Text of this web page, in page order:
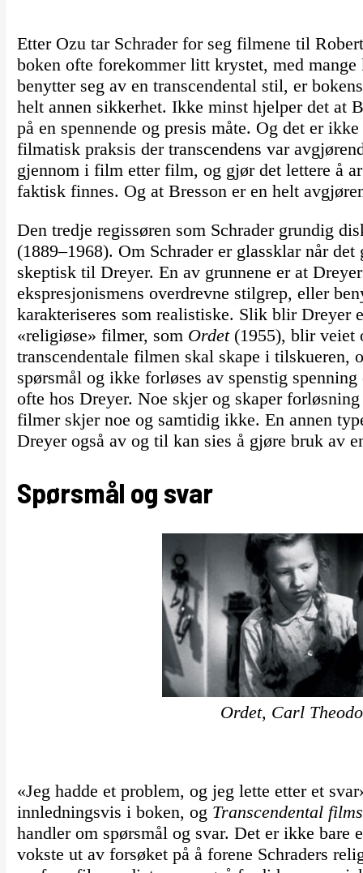
Etter Ozu tar Schrader for seg filmene til
boken ofte forekommer litt krystet, med
benytter seg av en transcendental stil, er
helt annen sikkerhet. Ikke minst hjelper det at
på en spennende og presis måte. Og det er
filmatisk praksis der transcendens var
gjennom i film etter film, og gjør det lettere å
faktisk finnes. Og at Bresson er en helt
Den tredje regissøren som Schrader grundig
(1889–1968). Om Schrader er glassklar når
skeptisk til Dreyer. En av grunnene er at
ekspresjonismens overdrevne stilgrep, eller
karakteriseres som realistiske. Slik blir Dreyer
«religiøse» filmer, som Ordet(1955), blir veiet
transcendentale filmen skal skape i tilskueren,
spørsmål og ikke forløses av spenstig
ofte hos Dreyer. Noe skjer og skaper
filmer skjer noe og samtidig ikke. En annen
Dreyer også av og til kan sies å gjøre bruk av
Spørsmål og svar
Ordet, Carl
«Jeg hadde et problem, og jeg lette etter et
innledningsvis i boken, og Transcendental
handler om spørsmål og svar. Det er ikke bare
vokste ut av forsøket på å forene Schraders